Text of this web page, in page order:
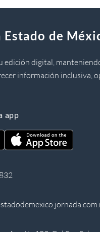
Estado de
edición digital,
información inclusiva,
app